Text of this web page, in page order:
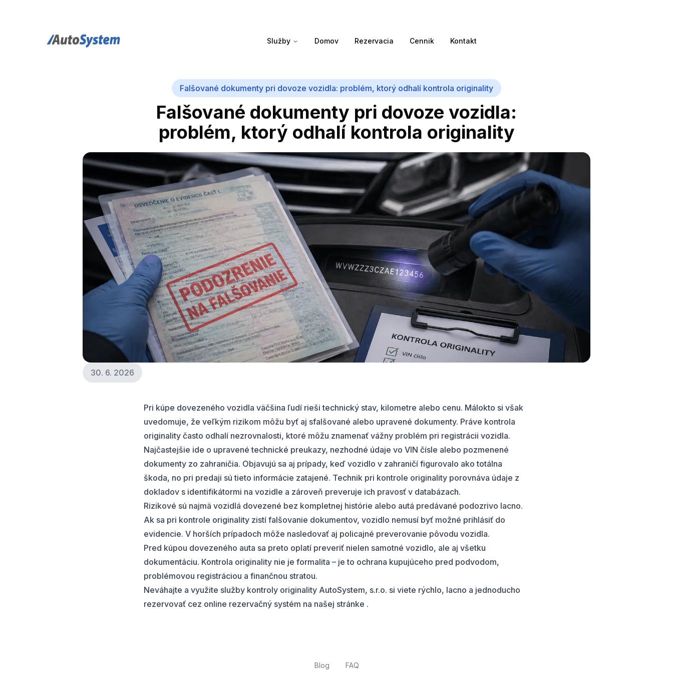
auto-system logo Služby Domov Rezervacia Cennik Kontakt
Falšované dokumenty pri dovoze vozidla: problém, ktorý odhalí kontrola originality
Falšované dokumenty pri dovoze vozidla:
problém, ktorý odhalí kontrola originality
30. 6. 2026
Pri kúpe dovezeného vozidla väčšina ľudí rieši technický stav, kilometre alebo cenu. Málokto si však
uvedomuje, že veľkým rizikom môžu byť aj sfalšované alebo upravené dokumenty. Práve kontrola
originality často odhalí nezrovnalosti, ktoré môžu znamenať vážny problém pri registrácii vozidla.
Najčastejšie ide o upravené technické preukazy, nezhodné údaje vo VIN čísle alebo pozmenené
dokumenty zo zahraničia. Objavujú sa aj prípady, keď vozidlo v zahraničí figurovalo ako totálna
škoda, no pri predaji sú tieto informácie zatajené. Technik pri kontrole originality porovnáva údaje z
dokladov s identifikátormi na vozidle a zároveň preveruje ich pravosť v databázach.
Rizikové sú najmä vozidlá dovezené bez kompletnej histórie alebo autá predávané podozrivo lacno.
Ak sa pri kontrole originality zistí falšovanie dokumentov, vozidlo nemusí byť možné prihlásiť do
evidencie. V horších prípadoch môže nasledovať aj policajné preverovanie pôvodu vozidla.
Pred kúpou dovezeného auta sa preto oplatí preveriť nielen samotné vozidlo, ale aj všetku
dokumentáciu. Kontrola originality nie je formalita – je to ochrana kupujúceho pred podvodom,
problémovou registráciou a finančnou stratou.
Neváhajte a využite služby kontroly originality AutoSystem, s.r.o. si viete rýchlo, lacno a jednoducho
rezervovať cez online rezervačný systém na našej stránke .
Blog FAQ